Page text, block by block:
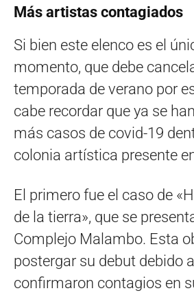
Más artistas contagiados
Si bien este elenco es el
momento, que debe
temporada de verano por
cabe recordar que ya se
más casos de covid-19
colonia artística presente
El primero fue el caso de
de la tierra», que se
Complejo Malambo. Esta
postergar su debut debido
confirmaron contagios en